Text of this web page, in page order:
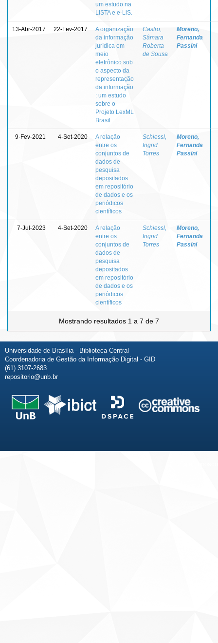
um estudo na
LISTA e e-LiS.
13-Abr-2017 22-Fev-2017
A organização
da informação
jurídica em
meio
eletrônico sob
o aspecto da
representação
da informação
: um estudo
sobre o
Projeto LexML
Brasil
Castro,
Sâmara
Roberta
de Sousa
Moreno,
Fernanda
Passini
9-Fev-2021 4-Set-2020
A relação
entre os
conjuntos de
dados de
pesquisa
depositados
em repositório
de dados e os
periódicos
científicos
Schiessl,
Ingrid
Torres
Moreno,
Fernanda
Passini
7-Jul-2023 4-Set-2020
A relação
entre os
conjuntos de
dados de
pesquisa
depositados
em repositório
de dados e os
periódicos
científicos
Schiessl,
Ingrid
Torres
Moreno,
Fernanda
Passini
Mostrando resultados 1 a 7 de 7
Universidade de Brasília - Biblioteca Central
Coordenadoria de Gestão da Informação Digital - GID
(61) 3107-2683
repositorio@unb.br